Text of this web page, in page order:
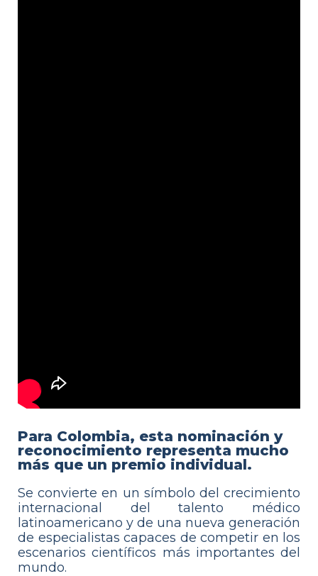
Para Colombia, esta nominación y
reconocimiento representa mucho
más que un premio individual.
Se convierte en un símbolo del crecimiento
internacional del talento médico
latinoamericano y de una nueva generación
de especialistas capaces de competir en los
escenarios científicos más importantes del
mundo.